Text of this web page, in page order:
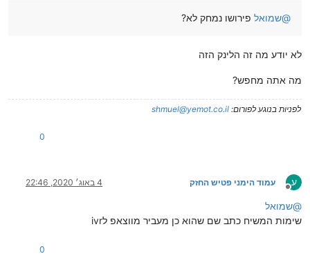
@שמואל פירושו נמחק לא?
לא יודע מה זה הלינק הזה
מה אתה מחפש?
לפניות בנוגע לפורום: shmuel@yemot.co.il
0
ע
מנותק
עמוד הימני פטיש החזק 4 באוג׳ 2020, 22:46
@שמואל
שימות המשיח כתב שם שהוא כן מעביר מווצאפ לivr
0